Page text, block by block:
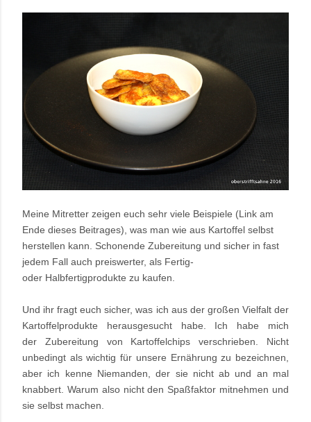
Meine Mitretter zeigen euch sehr viele Beispiele (Link am
Ende dieses Beitrages), was man wie aus Kartoffel selbst
herstellen kann. Schonende Zubereitung und sicher in fast
jedem Fall auch preiswerter, als Fertig-
oder Halbfertigprodukte zu kaufen.
Und ihr fragt euch sicher, was ich aus der großen Vielfalt der
Kartoffelprodukte herausgesucht habe. Ich habe mich
der Zubereitung von Kartoffelchips verschrieben. Nicht
unbedingt als wichtig für unsere Ernährung zu bezeichnen,
aber ich kenne Niemanden, der sie nicht ab und an mal
knabbert. Warum also nicht den Spaßfaktor mitnehmen und
sie selbst machen.